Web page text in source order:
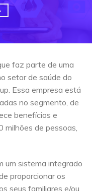
faz parte de uma
setor de saúde do
Essa empresa está
no segmento, de
benefícios e
milhões de pessoas,
um sistema integrado
proporcionar os
seus familiares e/ou